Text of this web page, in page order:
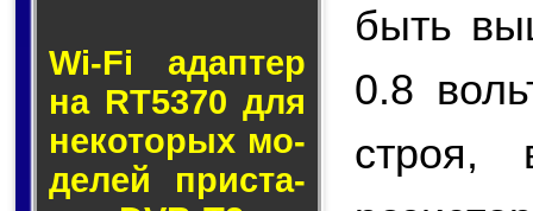
Wi-Fi адап­тер
на RT5370 для
не­ко­то­рых мо­
де­лей прис­та­
быть
0.8
строя,